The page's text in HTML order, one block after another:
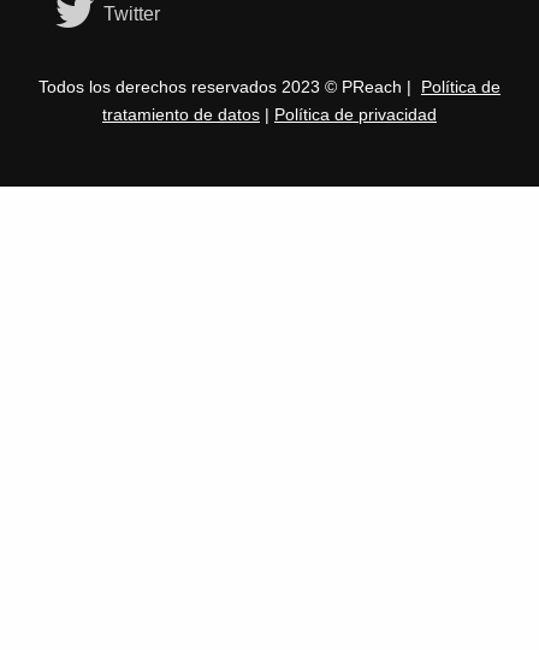
Twitter
Todos los derechos reservados 2023 © PReach | Política de
tratamiento de datos | Política de privacidad